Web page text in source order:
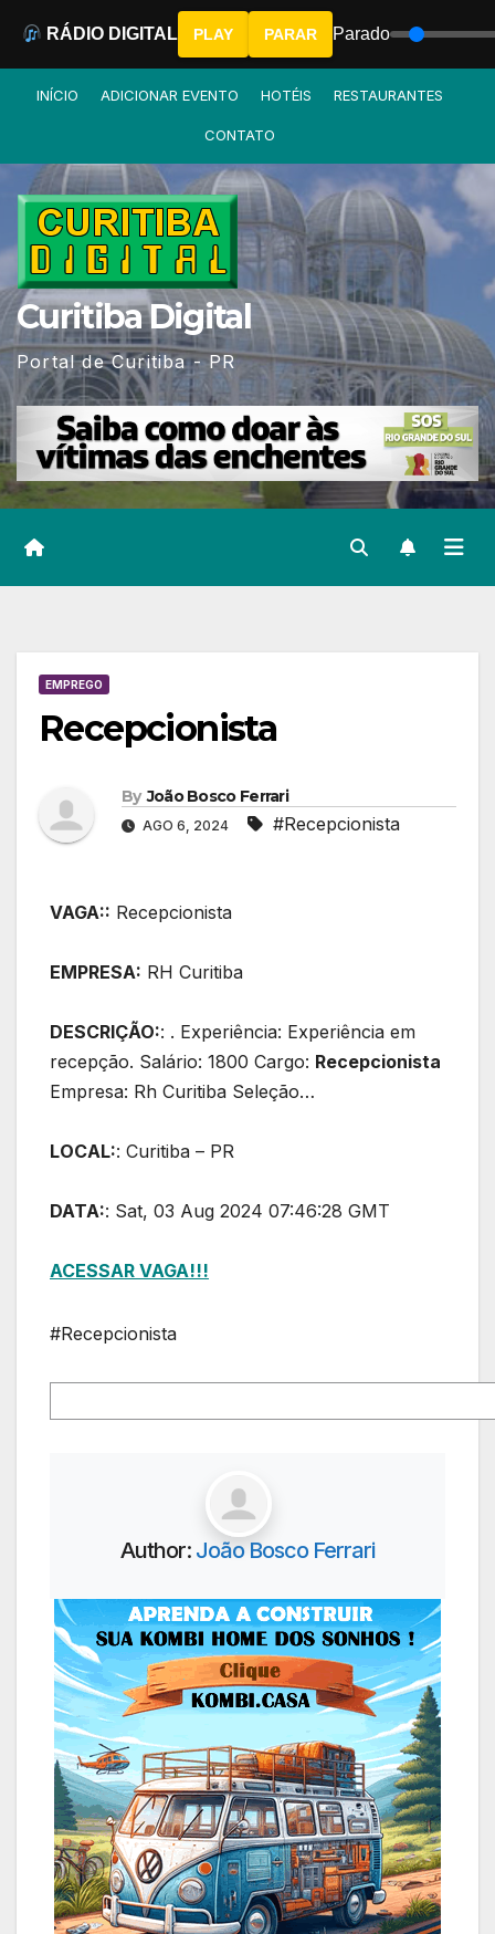
INÍCIO ADICIONAR EVENTO HOTÉIS RESTAURANTES
CONTATO
Curitiba Digital
Portal de Curitiba - PR
EMPREGO
Recepcionista
By João Bosco Ferrari
AGO 6, 2024 #Recepcionista
VAGA:: Recepcionista
EMPRESA: RH Curitiba
DESCRIÇÃO:: . Experiência: Experiência em
recepção. Salário: 1800 Cargo: Recepcionista
Empresa: Rh Curitiba Seleção…
LOCAL:: Curitiba – PR
DATA:: Sat, 03 Aug 2024 07:46:28 GMT
ACESSAR VAGA!!!
#Recepcionista
Author: João Bosco Ferrari
RÁDIO DIGITAL PLAY PARAR Parado